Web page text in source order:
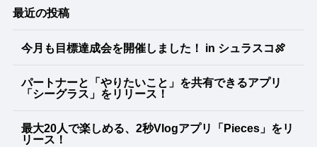
最近の投稿
今月も目標達成会を開催しました！ in シュラスコ🍖
パートナーと「やりたいこと」を共有できるアプリ
「シーグラス」をリリース！
最大20人で楽しめる、2秒Vlogアプリ「Pieces」をリ
リース！